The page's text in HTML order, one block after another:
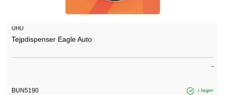
UHU
Tejpdispenser Eagle Auto
BUN5190 i lager